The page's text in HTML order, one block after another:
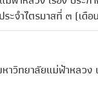
ะจำไตรมาสที่ ๓ (เ
าวิทยาลัยแม่ฟ้าหลวง